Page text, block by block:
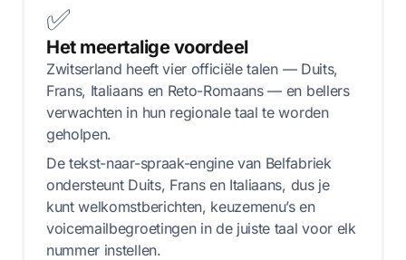
✅
Het meertalige voordeel
Zwitserland heeft vier officiële talen — Duits,
Frans, Italiaans en Reto-Romaans — en bellers
verwachten in hun regionale taal te worden
geholpen.
De tekst-naar-spraak-engine van Belfabriek
ondersteunt Duits, Frans en Italiaans, dus je
kunt welkomstberichten, keuzemenu’s en
voicemailbegroetingen in de juiste taal voor elk
nummer instellen.